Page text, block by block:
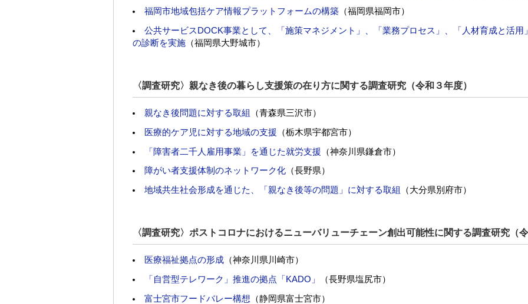
福岡市地域包括ケア情報プラットフォームの構築（福岡県福岡市）
公共サービスDOCK事業として、「施策マネジメント」、「業務プロセス」、「人材育成と活
の診断を実施 （福岡県大野城市）
〈調査研究〉親なき後の暮らし支援策の在り方に関する調査研究（令和３年度）
親なき後問題に対する取組 （青森県三沢市）
医療的ケア児に対する地域の支援 （栃木県宇都宮市）
「障害者二千人雇用事業」を通じた就労支援 （神奈川県鎌倉市）
障がい者支援体制のネットワーク化（長野県）
地域共生社会形成を通じた、「親なき後等の問題」に対する取組 （大分県別府市）
〈調査研究〉ポストコロナにおけるニューバリューチェーン創出可能性に関する調査研究（
医療福祉拠点の形成（神奈川県川崎市）
「自営型テレワーク」推進の拠点「KADO」 （長野県塩尻市）
富士宮市フードバレー構想 （静岡県富士宮市）